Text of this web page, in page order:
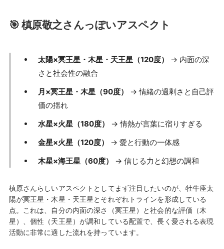
🎯 槙原敬之さんっぽいアスペクト
太陽×冥王星・木星・天王星（120度）
→ 内面の深
さと社会性の融合
月×冥王星・木星（90度）
→ 情緒の過剰さと自己評
価の揺れ
水星×火星（180度）
→ 情熱が言葉に宿りすぎる
金星×火星（120度）
→ 愛と行動の一体感
木星×海王星（60度）
→ 信じる力と幻想の調和
槙原さんらしいアスペクトとしてまず注目したいのが、牡牛座太
陽が冥王星・木星・天王星とそれぞれトラインを形成している
点。これは、自分の内面の深さ（冥王星）と社会的な評価（木
星）、個性（天王星）が調和している配置で、長く愛される表現
活動に非常に適した流れを持っています。